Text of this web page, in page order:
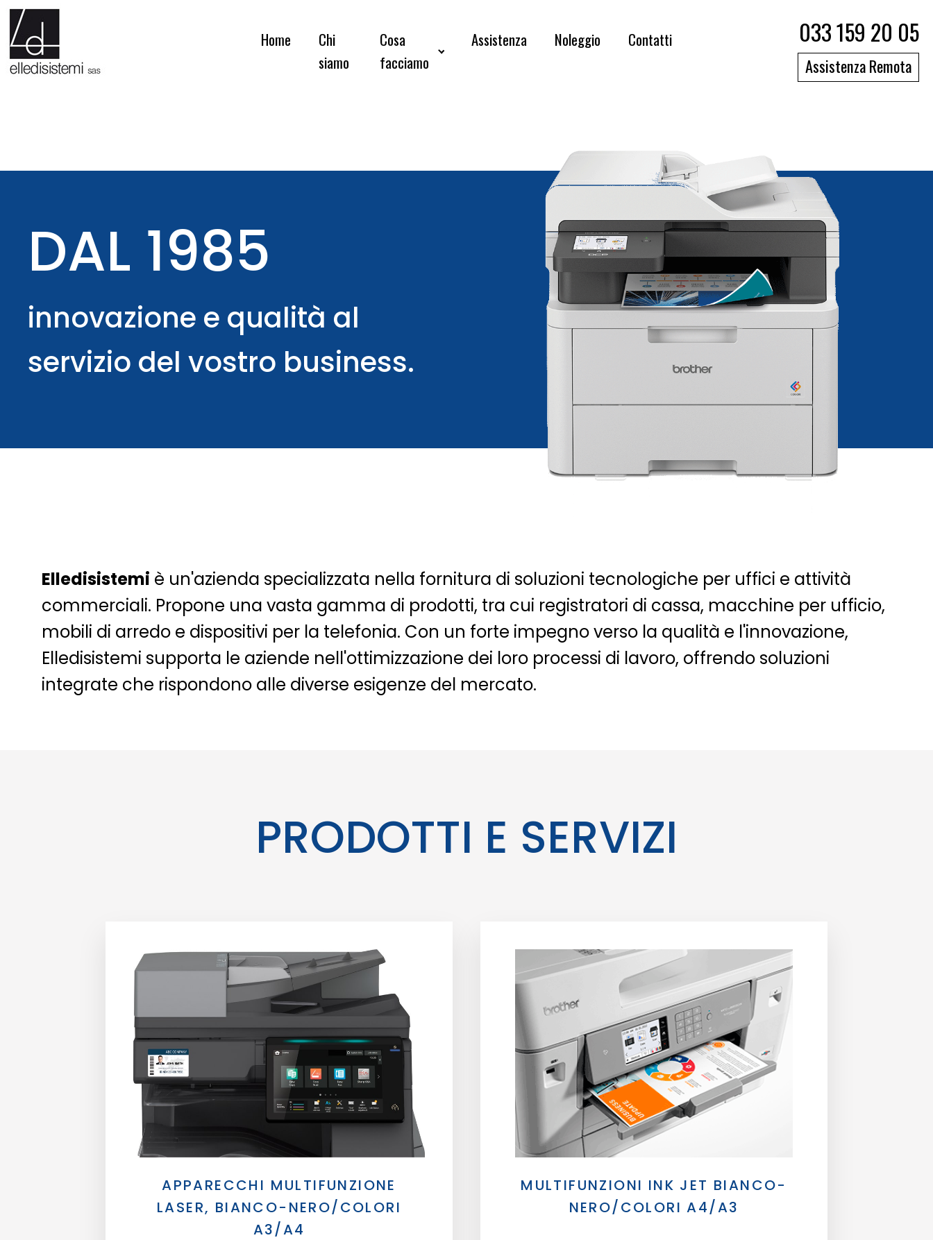
Home
Chi
siamo
Cosa
facciamo
Assistenza Noleggio Contatti 033 159 20 05
Assistenza Remota
DAL 1985
innovazione e qualità al
servizio del vostro business.
Elledisistemi è un'azienda specializzata nella fornitura di soluzioni tecnologiche per uffici e attività
commerciali. Propone una vasta gamma di prodotti, tra cui registratori di cassa, macchine per ufficio,
mobili di arredo e dispositivi per la telefonia. Con un forte impegno verso la qualità e l'innovazione,
Elledisistemi supporta le aziende nell'ottimizzazione dei loro processi di lavoro, offrendo soluzioni
integrate che rispondono alle diverse esigenze del mercato.
PRODOTTI E SERVIZI
APPARECCHI MULTIFUNZIONE
LASER, BIANCO-NERO/COLORI
A3/A4
MULTIFUNZIONI INK JET BIANCO-
NERO/COLORI A4/A3